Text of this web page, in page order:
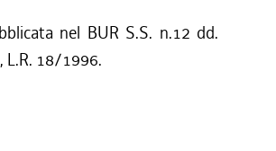
nel BUR S.S. n.12 dd.
L.R. 18/1996.